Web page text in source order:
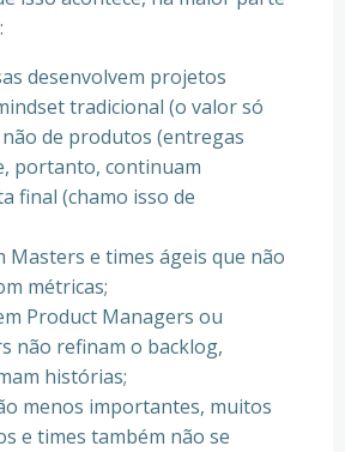
desenvolvem projetos
tradicional (o valor só
de produtos (entregas
portanto, continuam
final (chamo isso de
Masters e times ágeis que não
métricas;
Product Managers ou
não refinam o backlog,
histórias;
menos importantes, muitos
e times também não se